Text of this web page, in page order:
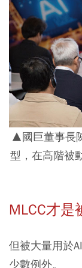
▲國巨董事長
型，在高階被
MLCC才是
但被大量用於
少數例外。